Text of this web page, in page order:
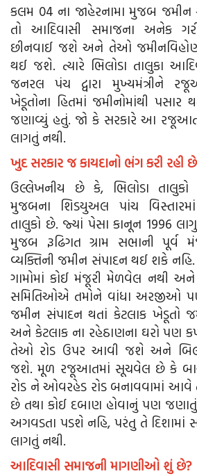
કલમ 04 ના જાહેરનામા મુજબ
તો આદિવાસી સમાજના અનેક
છીનવાઈ જશે અને તેઓ
થઈ જશે. ત્યારે ભિલોડા તાલુકા
જનરલ પંચ દ્વારા મુખ્યમંત્રીને
ખેડૂતોના હિતમાં જમીનોમાંથી પસાર
જણાવ્યું હતું. જો કે સરકારે આ
લાગતું નથી.
ખુદ સરકાર જ કાયદાનો ભંગ કરી રહી
ઉલ્લેખનીય છે કે, ભિલોડા તાલુકો
મુજબના શિડયુઅલ પાંચ
તાલુકો છે. જ્યાં પેસા કાનૂન 1996
મુજબ રૂઢિગત ગ્રામ સભાની પૂર્વ
વ્યક્તિની જમીન સંપાદન થઈ શકે
ગામોમાં કોઈ મંજૂરી મેળવેલ નથી
સમિતિઓએ તમોને વાંધા અરજીઓ
જમીન સંપાદન થતાં કેટલાક ખેડૂતો
અને કેટલાક ના રહેઠાણના ઘરો પણ
તેઓ રોડ ઉપર આવી જશે અને
જશે. મૂળ રજૂઆતમાં સૂચવેલ છે કે
રોડ ને ઓવરહેડ રોડ બનાવવામાં આવે
છે તથા કોઈ દબાણ હોવાનું પણ
અગવડતા પડશે નહિ, પરંતુ તે દિશામાં
લાગતું નથી.
આદિવાસી સમાજની માગણીઓ શું છે?